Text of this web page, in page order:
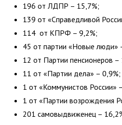
196 от ЛДПР – 15,7%;
139 от «Справедливой
114 от КПРФ – 9,2%;
45 от партии «Новые люди»
12 от Партии пенсионеров –
11 от «Партии дела» – 0,9%;
1 от «Коммунистов России»
1 от «Партии возрождения
201 самовыдвиженец –